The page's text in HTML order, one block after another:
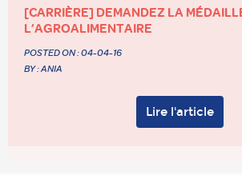
[CARRIÈRE] DEMANDEZ LA
L’AGROALIMENTAIRE
POSTED ON :04-04-16
BY : ANIA
Lire l'article